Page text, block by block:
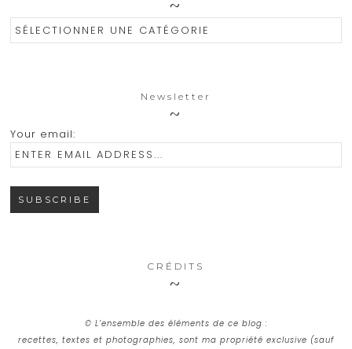
Catégories
Newsletter
Your email:
CRÉDITS
© L’ensemble des éléments de ce blog :
recettes, textes et photographies, sont ma propriété exclusive (sauf